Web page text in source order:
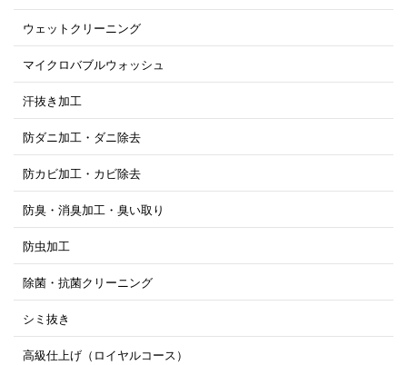
ウェットクリーニング
マイクロバブルウォッシュ
汗抜き加工
防ダニ加工・ダニ除去
防カビ加工・カビ除去
防臭・消臭加工・臭い取り
防虫加工
除菌・抗菌クリーニング
シミ抜き
高級仕上げ（ロイヤルコース）